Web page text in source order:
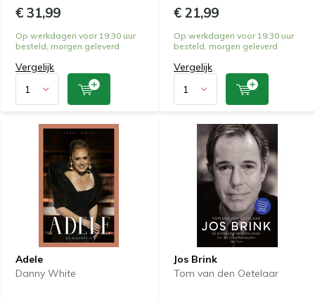
€ 31,99
Op werkdagen voor 19:30 uur
besteld, morgen geleverd
Vergelijk
€ 21,99
Op werkdagen voor 19:30 uur
besteld, morgen geleverd
Vergelijk
Adele
Danny White
Jos Brink
Tom van den Oetelaar